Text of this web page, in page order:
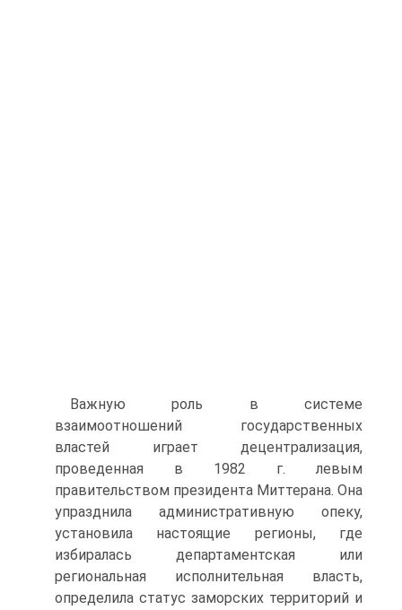
Важную роль в системе
взаимоотношений государственных
властей играет децентрализация,
проведенная в 1982 г. левым
правительством президента Миттерана. Она
упразднила административную опеку,
установила настоящие регионы, где
избиралась департаментская или
региональная исполнительная власть,
определила статус заморских территорий и